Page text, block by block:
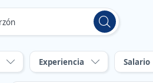
Experiencia Salario